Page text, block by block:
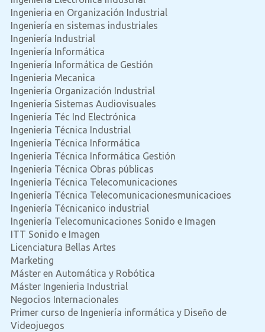
Ingenieria en Organización Industrial
Ingeniería en sistemas industriales
Ingeniería Industrial
Ingeniería Informática
Ingeniería Informática de Gestión
Ingenieria Mecanica
Ingeniería Organización Industrial
Ingeniería Sistemas Audiovisuales
Ingeniería Téc Ind Electrónica
Ingeniería Técnica Industrial
Ingeniería Técnica Informática
Ingeniería Técnica Informática Gestión
Ingeniería Técnica Obras públicas
Ingeniería Técnica Telecomunicaciones
Ingeniería Técnica Telecomunicacionesmunicacioes
Ingeniería Técnicanico industrial
Ingeniería Telecomunicaciones Sonido e Imagen
ITT Sonido e Imagen
Licenciatura Bellas Artes
Marketing
Máster en Automática y Robótica
Máster Ingenieria Industrial
Negocios Internacionales
Primer curso de Ingeniería informática y Diseño de
Videojuegos